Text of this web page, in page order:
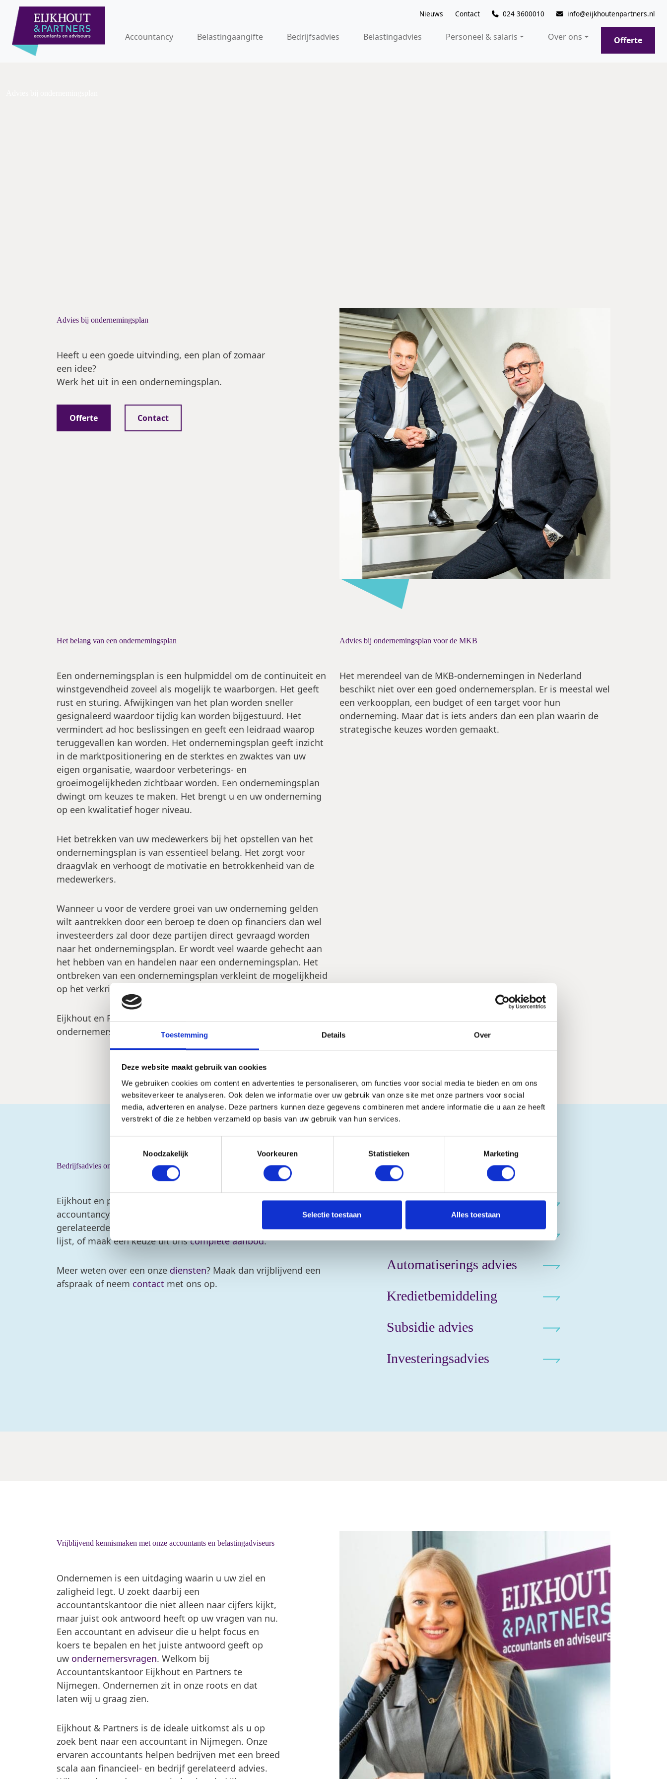
Toestemming Details Over
Deze website maakt gebruik van cookies
We gebruiken cookies om content en advertenties te personaliseren, om functies voor social media te bieden en om ons
websiteverkeer te analyseren. Ook delen we informatie over uw gebruik van onze site met onze partners voor social
media, adverteren en analyse. Deze partners kunnen deze gegevens combineren met andere informatie die u aan ze heeft
verstrekt of die ze hebben verzameld op basis van uw gebruik van hun services.
Noodzakelijk
Voorkeuren Statistieken Marketing
Selectie toestaan Alles toestaan
Nieuws Contact 024 3600010 info@eijkhoutenpartners.nl
Accountancy Belastingaangifte Bedrijfsadvies Belastingadvies Personeel & salaris Over ons Offerte
Advies bij ondernemingsplan
Heeft u een goede uitvinding, een plan of zomaar
een idee?
Werk het uit in een ondernemingsplan.
Offerte Contact
Het belang van een ondernemingsplan
Een ondernemingsplan is een hulpmiddel om de continuiteit en
winstgevendheid zoveel als mogelijk te waarborgen. Het geeft
rust en sturing. Afwijkingen van het plan worden sneller
gesignaleerd waardoor tijdig kan worden bijgestuurd. Het
vermindert ad hoc beslissingen en geeft een leidraad waarop
teruggevallen kan worden. Het ondernemingsplan geeft inzicht
in de marktpositionering en de sterktes en zwaktes van uw
eigen organisatie, waardoor verbeterings- en
groeimogelijkheden zichtbaar worden. Een ondernemingsplan
dwingt om keuzes te maken. Het brengt u en uw onderneming
op een kwalitatief hoger niveau.
Het betrekken van uw medewerkers bij het opstellen van het
ondernemingsplan is van essentieel belang. Het zorgt voor
draagvlak en verhoogt de motivatie en betrokkenheid van de
medewerkers.
Wanneer u voor de verdere groei van uw onderneming gelden
wilt aantrekken door een beroep te doen op financiers dan wel
investeerders zal door deze partijen direct gevraagd worden
naar het ondernemingsplan. Er wordt veel waarde gehecht aan
het hebben van en handelen naar een ondernemingsplan. Het
ontbreken van een ondernemingsplan verkleint de mogelijkheid
op het verkrijgen van een externe financiering.
Eijkhout en Partners helpt u graag met het maken van een goed
ondernemersplan.
Advies bij ondernemingsplan voor de MKB
Het merendeel van de MKB-ondernemingen in Nederland
beschikt niet over een goed ondernemersplan. Er is meestal wel
een verkoopplan, een budget of een target voor hun
onderneming. Maar dat is iets anders dan een plan waarin de
strategische keuzes worden gemaakt.
Bedrijfsadvies onderwerpen
Eijkhout en partners is uw volledige partner op het gebied van
accountancy en belastingadvies. Wilt u meer weten over diverse
gerelateerde onderwerpen? Klik dan op een onderwerp in de
lijst, of maak een keuze uit onscomplete aanbod.
Meer weten over een onze diensten? Maak dan vrijblijvend een
afspraak of neem contact met ons op.
Advies bij ondernemingsplan
MKB advies
Automatiserings advies
Kredietbemiddeling
Subsidie advies
Investeringsadvies
Vrijblijvend kennismaken met onze accountants en belastingadviseurs
Ondernemen is een uitdaging waarin u uw ziel en
zaligheid legt. U zoekt daarbij een
accountantskantoor die niet alleen naar cijfers kijkt,
maar juist ook antwoord heeft op uw vragen van nu.
Een accountant en adviseur die u helpt focus en
koers te bepalen en het juiste antwoord geeft op
uw ondernemersvragen. Welkom bij
Accountantskantoor Eijkhout en Partners te
Nijmegen. Ondernemen zit in onze roots en dat
laten wij u graag zien.
Eijkhout & Partners is de ideale uitkomst als u op
zoek bent naar een accountant in Nijmegen. Onze
ervaren accountants helpen bedrijven met een breed
scala aan financieel- en bedrijf gerelateerd advies.